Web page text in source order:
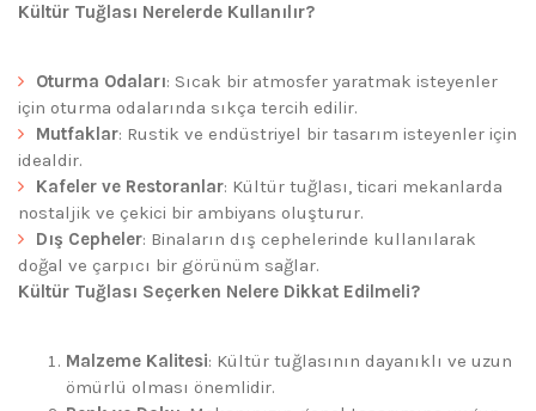
Kültür Tuğlası Nerelerde Kullanılır?
Oturma Odaları: Sıcak bir atmosfer yaratmak isteyenler
için oturma odalarında sıkça tercih edilir.
Mutfaklar: Rustik ve endüstriyel bir tasarım isteyenler için
idealdir.
Kafeler ve Restoranlar: Kültür tuğlası, ticari mekanlarda
nostaljik ve çekici bir ambiyans oluşturur.
Dış Cepheler: Binaların dış cephelerinde kullanılarak
doğal ve çarpıcı bir görünüm sağlar.
Kültür Tuğlası Seçerken Nelere Dikkat Edilmeli?
Malzeme Kalitesi: Kültür tuğlasının dayanıklı ve uzun
ömürlü olması önemlidir.